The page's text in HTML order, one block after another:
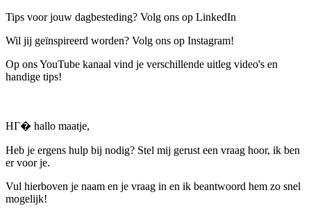
Tips voor jouw dagbesteding? Volg ons op LinkedIn
Wil jij geïnspireerd worden? Volg ons op Instagram!
Op ons YouTube kanaal vind je verschillende uitleg video's en
handige tips!
HГ� hallo maatje,
Heb je ergens hulp bij nodig? Stel mij gerust een vraag hoor, ik ben
er voor je.
Vul hierboven je naam en je vraag in en ik beantwoord hem zo snel
mogelijk!